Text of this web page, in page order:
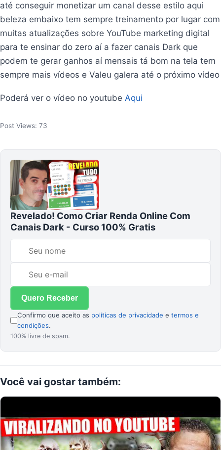
até conseguir monetizar um canal desse estilo aqui
beleza embaixo tem sempre treinamento por lugar com
muitas atualizações sobre YouTube marketing digital
para te ensinar do zero aí a fazer canais Dark que
podem te gerar ganhos aí mensais tá bom na tela tem
sempre mais vídeos e Valeu galera até o próximo vídeo
Poderá ver o vídeo no youtube Aqui
Post Views: 73
Revelado! Como Criar Renda Online Com
Canais Dark - Curso 100% Gratis
Confirmo que aceito as políticas de privacidade etermos e
condições.
100% livre de spam.
Você vai gostar também: